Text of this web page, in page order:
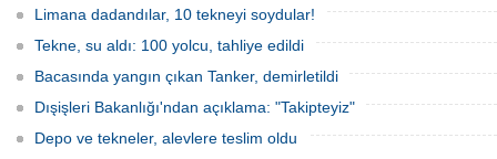
Limana dadandılar, 10 tekneyi soydular!
Tekne, su aldı: 100 yolcu, tahliye edildi
Bacasında yangın çıkan Tanker, demirletildi
Dışişleri Bakanlığı'ndan açıklama: "Takipteyiz"
Depo ve tekneler, alevlere teslim oldu